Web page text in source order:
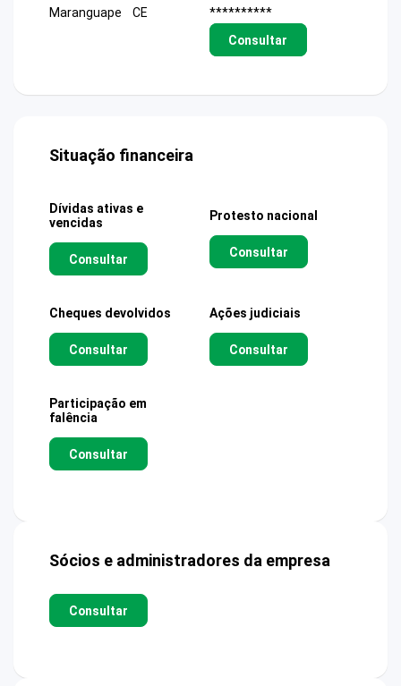
Maranguape
CE
**********
Consultar
Situação financeira
Dívidas ativas e
vencidas
Consultar
Protesto nacional
Consultar
Cheques devolvidos
Consultar
Ações judiciais
Consultar
Participação em
falência
Consultar
Sócios e administradores da empresa
Consultar